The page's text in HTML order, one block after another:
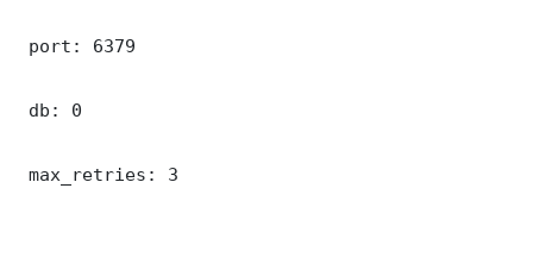
port: 6379
db: 0
max_retries: 3